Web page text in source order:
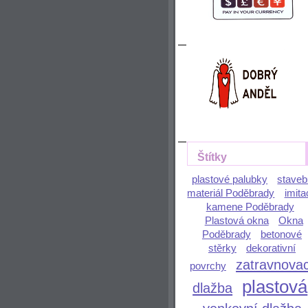
Štítky
plastové palubky
materiál Poděbrady
kamene Poděbrady
Plastová okna
Okna
Poděbrady
betonové
stěrky
dekorativní
povrchy
dlažba
plastová